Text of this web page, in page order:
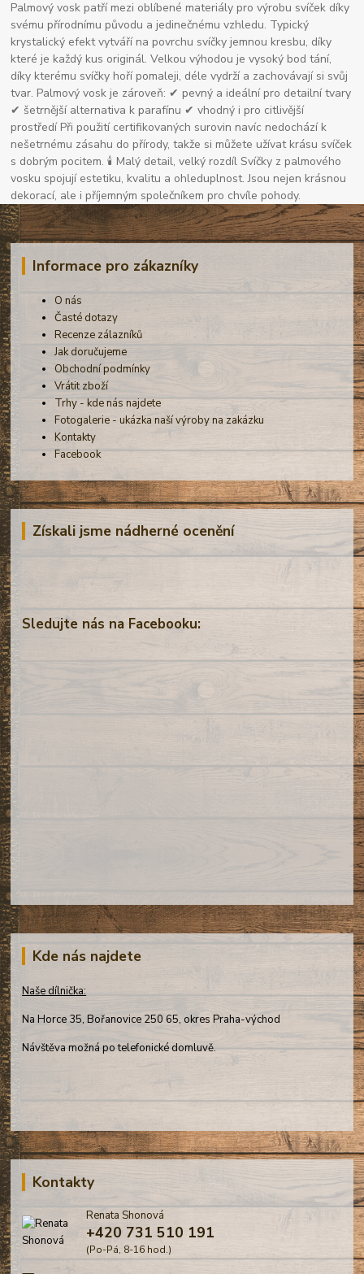
Palmový vosk patří mezi oblíbené materiály pro výrobu svíček díky
svému přírodnímu původu a jedinečnému vzhledu. Typický
krystalický efekt vytváří na povrchu svíčky jemnou kresbu, díky
které je každý kus originál. Velkou výhodou je vysoký bod tání,
díky kterému svíčky hoří pomaleji, déle vydrží a zachovávají si svůj
tvar. Palmový vosk je zároveň: ✔ pevný a ideální pro detailní tvary
✔ šetrnější alternativa k parafínu ✔ vhodný i pro citlivější
prostředí Při použití certifikovaných surovin navíc nedochází k
nešetrnému zásahu do přírody, takže si můžete užívat krásu svíček
s dobrým pocitem. 🕯 Malý detail, velký rozdíl Svíčky z palmového
vosku spojují estetiku, kvalitu a ohleduplnost. Jsou nejen krásnou
dekorací, ale i příjemným společníkem pro chvíle pohody.
Informace pro zákazníky
O nás
Časté dotazy
Recenze zálazníků
Jak doručujeme
Obchodní podmínky
Vrátit zboží
Trhy - kde nás najdete
Fotogalerie - ukázka naší výroby na zakázku
Kontakty
Facebook
Získali jsme nádherné ocenění
Sledujte nás na Facebooku:
Kde nás najdete
Naše dílnička:
Na Horce 35, Bořanovice 250 65, okres Praha-východ
Návštěva možná po telefonické domluvě.
Kontakty
Renata Shonová
+420 731 510 191
(Po-Pá, 8-16 hod.)